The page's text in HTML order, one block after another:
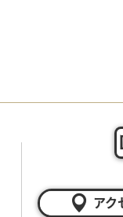
アク